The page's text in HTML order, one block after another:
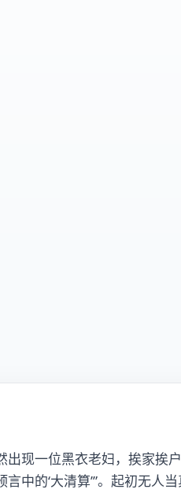
现一位黑衣老妇，挨家挨
言中的‘大清算’”。起初无